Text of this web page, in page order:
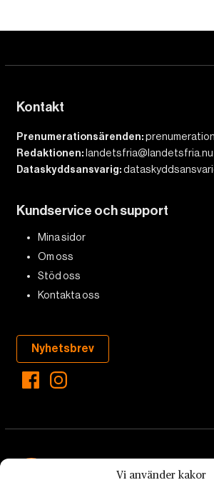
Vi använder kakor
Kontakt
Prenumerationsärenden:
Redaktionen:landetsfria@landetsfria.nu
Dataskyddsansvarig:
Kundservice och support
Mina sidor
Om oss
Stöd oss
Kontakta oss
Nyhetsbrev